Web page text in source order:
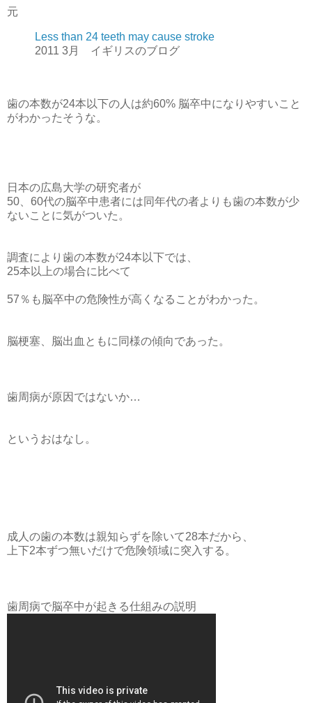
元
Less than 24 teeth may cause stroke
2011 3月 イギリスのブログ
歯の本数が24本以下の人は約60% 脳卒中になりやすいこと
がわかったそうな。
日本の広島大学の研究者が
50、60代の脳卒中患者には同年代の者よりも歯の本数が少
ないことに気がついた。
調査により歯の本数が24本以下では、
25本以上の場合に比べて
57％も脳卒中の危険性が高くなることがわかった。
脳梗塞、脳出血ともに同様の傾向であった。
歯周病が原因ではないか…
というおはなし。
成人の歯の本数は親知らずを除いて28本だから、
上下2本ずつ無いだけで危険領域に突入する。
歯周病で脳卒中が起きる仕組みの説明